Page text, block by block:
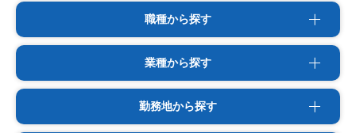
職種から探す
業種から探す
勤務地から探す